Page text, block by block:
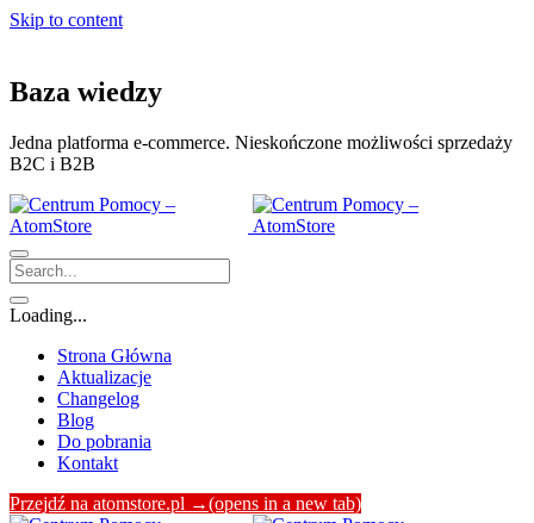
Skip to content
Baza wiedzy
Jedna platforma e‑commerce. Nieskończone możliwości sprzedaży
B2C i B2B
Loading...
Strona Główna
Aktualizacje
Changelog
Blog
Do pobrania
Kontakt
Przejdź na atomstore.pl →(opens in a new tab)